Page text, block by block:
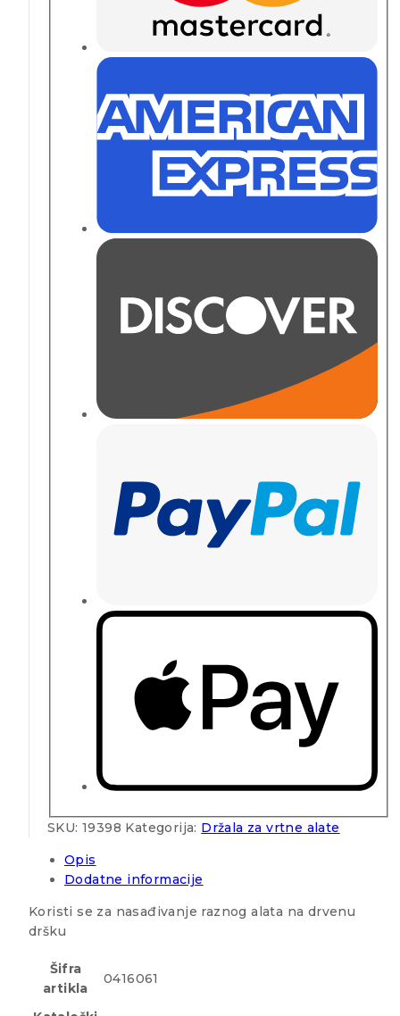
SKU: 19398 Kategorija: Držala za vrtne alate
Opis
Dodatne informacije
Koristi se za nasađivanje raznog alata na drvenu
dršku
Šifra
artikla
0416061